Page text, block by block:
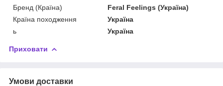
Бренд (Країна)
Feral Feelings (Україна)
Країна походження
Україна
ь
Україна
Приховати
Умови доставки